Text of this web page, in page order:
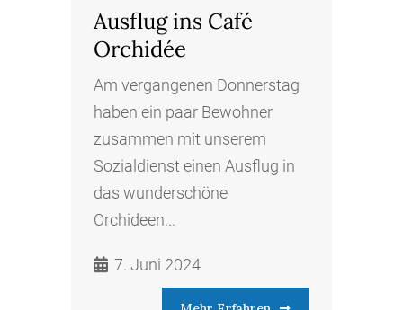
Ausflug ins Café
Orchidée
Am vergangenen Donnerstag
haben ein paar Bewohner
zusammen mit unserem
Sozialdienst einen Ausflug in
das wunderschöne
Orchideen...
7. Juni 2024